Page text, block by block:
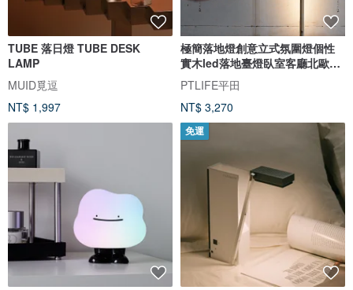
TUBE 落日燈 TUBE DESK
LAMP
MUID覓逗
NT$ 1,997
極簡落地燈創意立式氛圍燈個性
實木led落地臺燈臥室客廳北歐燈
具
PTLIFE平田
NT$ 3,270
免運